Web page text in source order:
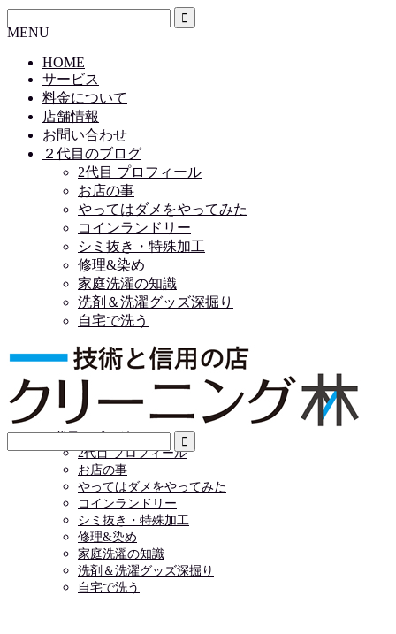
MENU
HOME
サービス
料金について
店舗情報
お問い合わせ
２代目のブログ
2代目 プロフィール
お店の事
やってはダメをやってみた
コインランドリー
シミ抜き・特殊加工
修理&染め
家庭洗濯の知識
洗剤＆洗濯グッズ深掘り
自宅で洗う
HOME
サービス
料金について
店舗情報
お問い合わせ
２代目のブログ
2代目 プロフィール
お店の事
やってはダメをやってみた
コインランドリー
シミ抜き・特殊加工
修理&染め
家庭洗濯の知識
洗剤＆洗濯グッズ深掘り
自宅で洗う